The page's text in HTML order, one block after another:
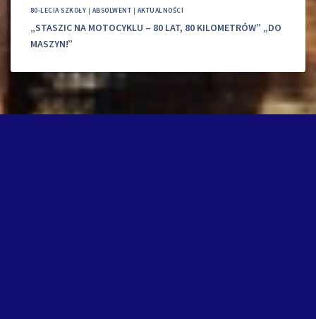
80-LECIA SZKOŁY | ABSOLWENT | AKTUALNOŚCI
„STASZIC NA MOTOCYKLU – 80 LAT, 80 KILOMETRÓW” „DO
MASZYN!”